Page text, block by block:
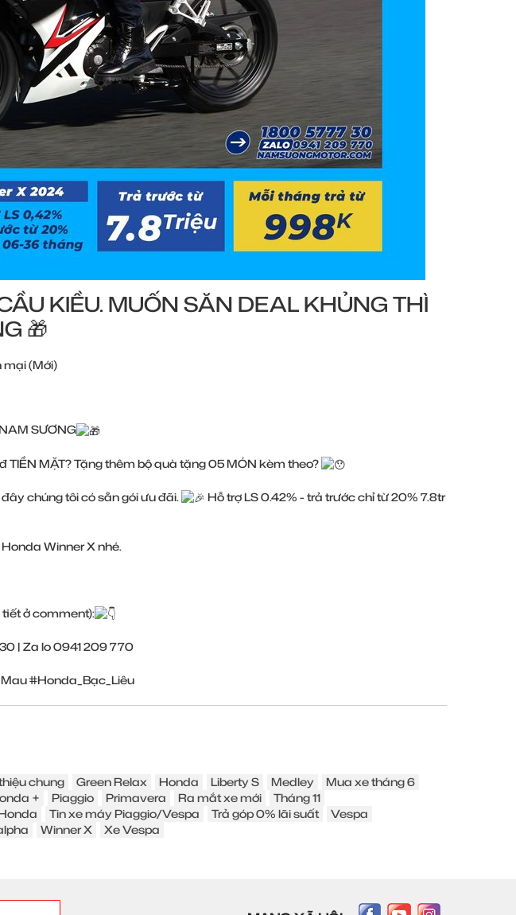
KIỀU. MUỐN SĂN DEAL KHỦNG THÌ
🎁
mại (Mới)
SƯƠNG
MẶT? Tặng thêm bộ quà tặng 05 MÓN kèm theo?
chúng tôi có sẵn gói ưu đãi.
Hỗ trợ LS 0.42% - trả trước chỉ từ 20% 7.8tr
Winner X nhé.
ở comment):
| Za lo 0941 209 770
#Honda_Bạc_Liêu
chung Green Relax Honda Liberty S Medley
Mua xe tháng 6
+ Piaggio Primavera Ra mắt xe mới
Tháng 11
Tin xe máy Piaggio/Vespa Trả góp 0% lãi suất
Vespa
Winner X Xe Vespa